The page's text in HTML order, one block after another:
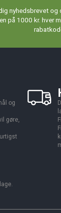
nyhedsbrevet og
på 1000 kr. hver
og
gøre,